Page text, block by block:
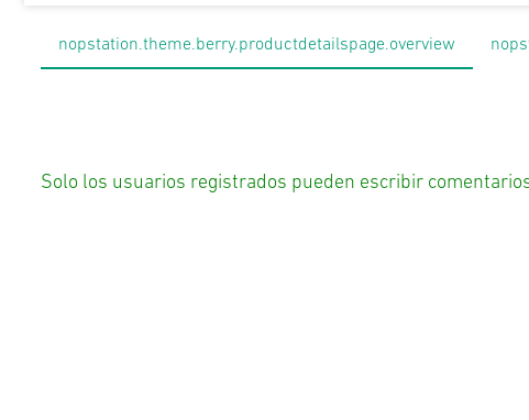
nopstation.theme.berry.productdetailspage.overview
Solo los usuarios registrados pueden escribir